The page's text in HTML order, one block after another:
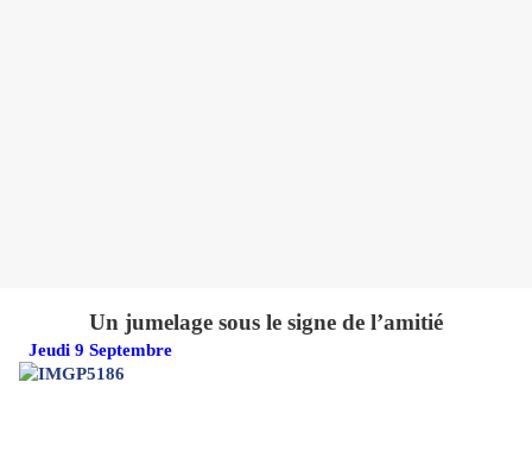
Un jumelage sous le signe de l’amitié
Jeudi 9 Septembre